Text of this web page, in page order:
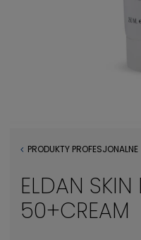
PRODUKTY PROFESJONALNE
ELDAN SKIN
50+CREAM